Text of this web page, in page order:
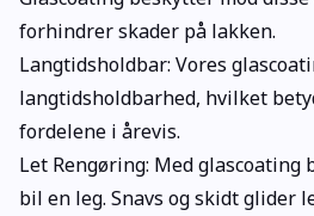
forhindrer skader på lakken.
Langtidsholdbar: Vores
langtidsholdbarhed, hvilket
fordelene i årevis.
Let Rengøring: Med
bil en leg. Snavs og skidt glider